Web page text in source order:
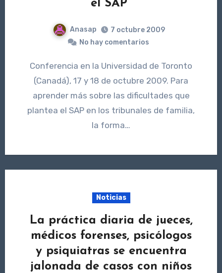
el SAP”
Anasap
7 octubre 2009
No hay comentarios
Conferencia en la Universidad de Toronto
(Canadá), 17 y 18 de octubre 2009. Para
aprender más sobre las dificultades que
plantea el SAP en los tribunales de familia,
la forma…
Noticias
La práctica diaria de jueces,
médicos forenses, psicólogos
y psiquiatras se encuentra
jalonada de casos con niños